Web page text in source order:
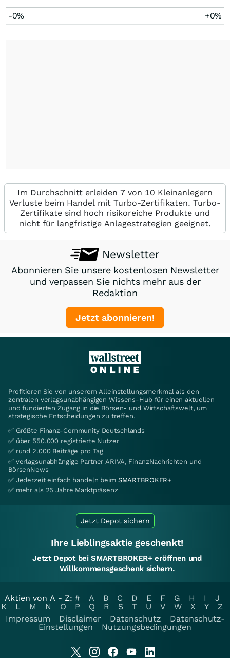
-0% +0%
Im Durchschnitt erleiden 7 von 10 Kleinanlegern
Verluste beim Handel mit Turbo-Zertifikaten. Turbo-
Zertifikate sind hoch risikoreiche Produkte und
nicht für langfristige Anlagestrategien geeignet.
Newsletter
Abonnieren Sie unsere kostenlosen Newsletter
und verpassen Sie nichts mehr aus der
Redaktion
Jetzt abonnieren!
Profitieren Sie von unserem Alleinstellungsmerkmal als den
zentralen verlagsunabhängigen Wissens-Hub für einen aktuellen
und fundierten Zugang in die Börsen- und Wirtschaftswelt, um
strategische Entscheidungen zu treffen.
✅ Größte Finanz-Community Deutschlands
✅ über 550.000 registrierte Nutzer
✅ rund 2.000 Beiträge pro Tag
✅ verlagsunabhängige Partner ARIVA, FinanzNachrichten und
BörsenNews
✅ Jederzeit einfach handeln beim SMARTBROKER+
✅ mehr als 25 Jahre Marktpräsenz
Jetzt Depot sichern
Ihre Lieblingsaktie geschenkt!
Jetzt Depot bei SMARTBROKER+ eröffnen und
Willkommensgeschenk sichern.
Aktien von A - Z: # A B C D E F G H I
J
K
L M N O P Q R S T U V W X Y
Z
Impressum
Disclaimer Datenschutz
Datenschutz-
Einstellungen
Nutzungsbedingungen